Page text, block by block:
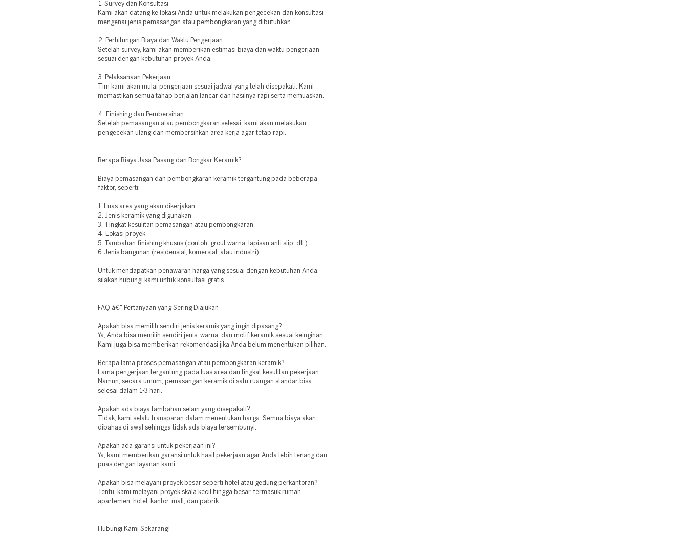
1. Survey dan Konsultasi
Kami akan datang ke lokasi Anda untuk melakukan pengecekan dan konsultasi
mengenai jenis pemasangan atau pembongkaran yang dibutuhkan.
2. Perhitungan Biaya dan Waktu Pengerjaan
Setelah survey, kami akan memberikan estimasi biaya dan waktu pengerjaan
sesuai dengan kebutuhan proyek Anda.
3. Pelaksanaan Pekerjaan
Tim kami akan mulai pengerjaan sesuai jadwal yang telah disepakati. Kami
memastikan semua tahap berjalan lancar dan hasilnya rapi serta memuaskan.
4. Finishing dan Pembersihan
Setelah pemasangan atau pembongkaran selesai, kami akan melakukan
pengecekan ulang dan membersihkan area kerja agar tetap rapi.
Berapa Biaya Jasa Pasang dan Bongkar Keramik?
Biaya pemasangan dan pembongkaran keramik tergantung pada beberapa
faktor, seperti:
1. Luas area yang akan dikerjakan
2. Jenis keramik yang digunakan
3. Tingkat kesulitan pemasangan atau pembongkaran
4. Lokasi proyek
5. Tambahan finishing khusus (contoh: grout warna, lapisan anti slip, dll.)
6. Jenis bangunan (residensial, komersial, atau industri)
Untuk mendapatkan penawaran harga yang sesuai dengan kebutuhan Anda,
silakan hubungi kami untuk konsultasi gratis.
FAQ â€“ Pertanyaan yang Sering Diajukan
Apakah bisa memilih sendiri jenis keramik yang ingin dipasang?
Ya, Anda bisa memilih sendiri jenis, warna, dan motif keramik sesuai keinginan.
Kami juga bisa memberikan rekomendasi jika Anda belum menentukan pilihan.
Berapa lama proses pemasangan atau pembongkaran keramik?
Lama pengerjaan tergantung pada luas area dan tingkat kesulitan pekerjaan.
Namun, secara umum, pemasangan keramik di satu ruangan standar bisa
selesai dalam 1-3 hari.
Apakah ada biaya tambahan selain yang disepakati?
Tidak, kami selalu transparan dalam menentukan harga. Semua biaya akan
dibahas di awal sehingga tidak ada biaya tersembunyi.
Apakah ada garansi untuk pekerjaan ini?
Ya, kami memberikan garansi untuk hasil pekerjaan agar Anda lebih tenang dan
puas dengan layanan kami.
Apakah bisa melayani proyek besar seperti hotel atau gedung perkantoran?
Tentu, kami melayani proyek skala kecil hingga besar, termasuk rumah,
apartemen, hotel, kantor, mall, dan pabrik.
Hubungi Kami Sekarang!